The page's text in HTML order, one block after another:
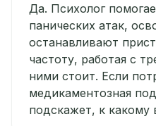
Да. Психолог
панических атак,
останавливают
частоту, работая с
ними стоит. Если
медикаментозная
подскажет, к какому